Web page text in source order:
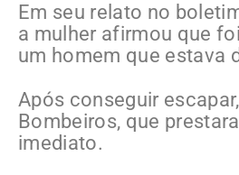
Em seu relato no
a mulher afirmou que
um homem que estava
Após conseguir
Bombeiros, que
imediato.